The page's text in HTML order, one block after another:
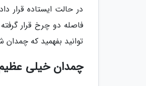
در حالت ایستاده قرار
فاصله دو چرخ قرار
توانید بفهمید که
چمدان خیلی